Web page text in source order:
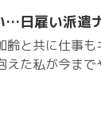
…日雇い派遣
と共に仕事
た私が今ま